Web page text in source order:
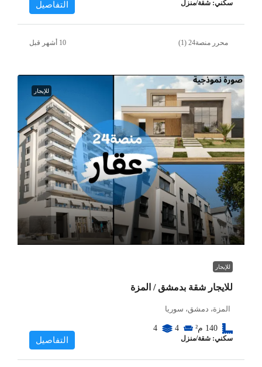
سكني: شقة/منزل التفاصيل
محرر منصة24 (1)
للإيجار
للإيجار
للايجار شقة بدمشق / المزة
المزة، دمشق، سوريا
140 م² 4
4
سكني: شقة/منزل التفاصيل